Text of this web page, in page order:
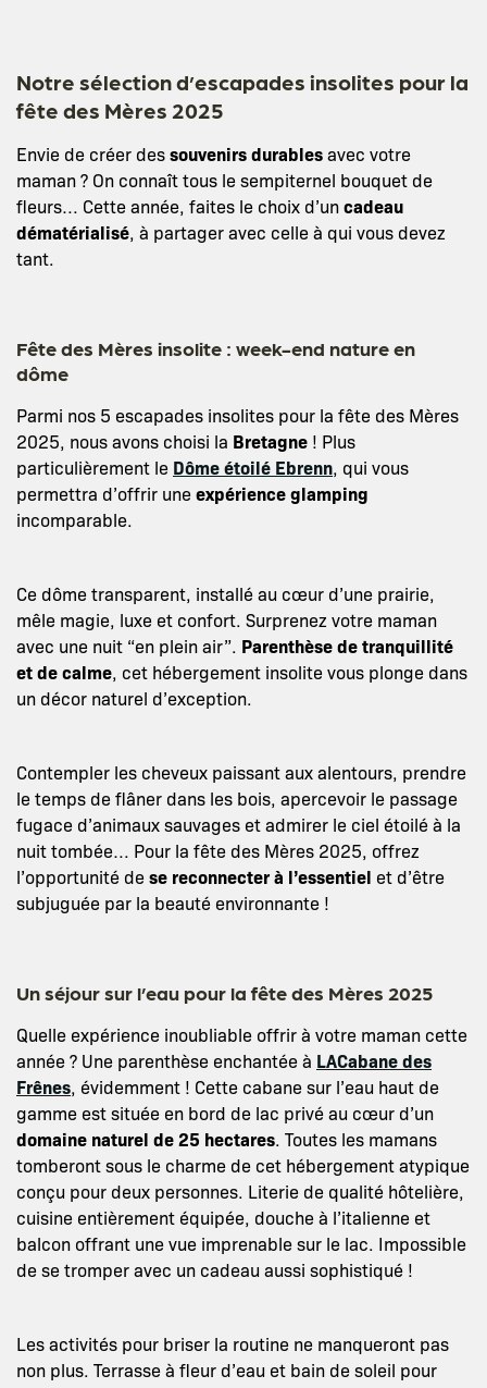
Notre sélection d’escapades insolites pour la
fête des Mères 2025
Envie de créer dessouvenirs durablesavec votre
maman ? On connaît tous le sempiternel bouquet de
fleurs… Cette année, faites le choix d’uncadeau
dématérialisé, à partager avec celle à qui vous devez
tant.
Fête des Mères insolite : week-end nature en
dôme
Parmi nos 5 escapades insolites pour la fête des Mères
2025, nous avons choisi la Bretagne ! Plus
particulièrement le Dôme étoilé Ebrenn, qui vous
permettra d’offrir uneexpérience glamping
incomparable.
Ce dôme transparent, installé au cœur d’une prairie,
mêle magie, luxe et confort. Surprenez votre maman
avec une nuit “en plein air”. Parenthèse de tranquillité
et de calme, cet hébergement insolite vous plonge dans
un décor naturel d’exception.
Contempler les cheveux paissant aux alentours, prendre
le temps de flâner dans les bois, apercevoir le passage
fugace d’animaux sauvages et admirer le ciel étoilé à la
nuit tombée… Pour la fête des Mères 2025, offrez
l’opportunité dese reconnecter à l’essentiel et d’être
subjuguée par la beauté environnante !
Un séjour sur l’eau pour la fête des Mères 2025
Quelle expérience inoubliable offrir à votre maman cette
année ? Une parenthèse enchantée à LACabane des
Frênes, évidemment ! Cette cabane sur l’eau haut de
gamme est située en bord de lac privé au cœur d’un
domaine naturel de 25 hectares. Toutes les mamans
tomberont sous le charme de cet hébergement atypique
conçu pour deux personnes. Literie de qualité hôtelière,
cuisine entièrement équipée, douche à l’italienne et
balcon offrant une vue imprenable sur le lac. Impossible
de se tromper avec un cadeau aussi sophistiqué !
Les activités pour briser la routine ne manqueront pas
non plus. Terrasse à fleur d’eau et bain de soleil pour